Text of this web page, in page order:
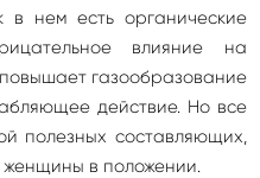
в нем есть органические
влияние на
газообразование
действие. Но все
полезных составляющих,
в положении.